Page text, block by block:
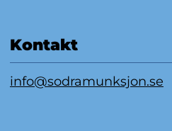
Kontakt
info@sodramunksjon.se